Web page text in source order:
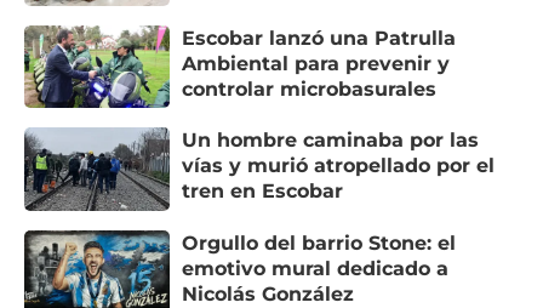
Escobar lanzó una Patrulla
Ambiental para prevenir y
controlar microbasurales
Un hombre caminaba por las
vías y murió atropellado por el
tren en Escobar
Orgullo del barrio Stone: el
emotivo mural dedicado a
Nicolás González